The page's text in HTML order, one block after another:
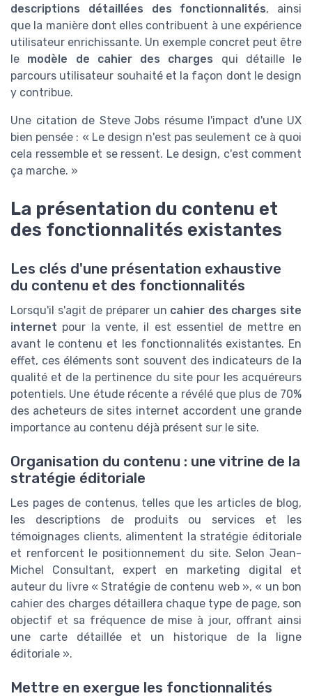
descriptions détaillées des fonctionnalités, ainsi
que la manière dont elles contribuent à une expérience
utilisateur enrichissante. Un exemple concret peut être
le modèle de cahier des charges qui détaille le
parcours utilisateur souhaité et la façon dont le design
y contribue.
Une citation de Steve Jobs résume l'impact d'une UX
bien pensée : « Le design n'est pas seulement ce à quoi
cela ressemble et se ressent. Le design, c'est comment
ça marche. »
La présentation du contenu et
des fonctionnalités existantes
Les clés d'une présentation exhaustive
du contenu et des fonctionnalités
Lorsqu'il s'agit de préparer un cahier des charges site
internet pour la vente, il est essentiel de mettre en
avant le contenu et les fonctionnalités existantes. En
effet, ces éléments sont souvent des indicateurs de la
qualité et de la pertinence du site pour les acquéreurs
potentiels. Une étude récente a révélé que plus de 70%
des acheteurs de sites internet accordent une grande
importance au contenu déjà présent sur le site.
Organisation du contenu : une vitrine de la
stratégie éditoriale
Les pages de contenus, telles que les articles de blog,
les descriptions de produits ou services et les
témoignages clients, alimentent la stratégie éditoriale
et renforcent le positionnement du site. Selon Jean-
Michel Consultant, expert en marketing digital et
auteur du livre « Stratégie de contenu web », « un bon
cahier des charges détaillera chaque type de page, son
objectif et sa fréquence de mise à jour, offrant ainsi
une carte détaillée et un historique de la ligne
éditoriale ».
Mettre en exergue les fonctionnalités